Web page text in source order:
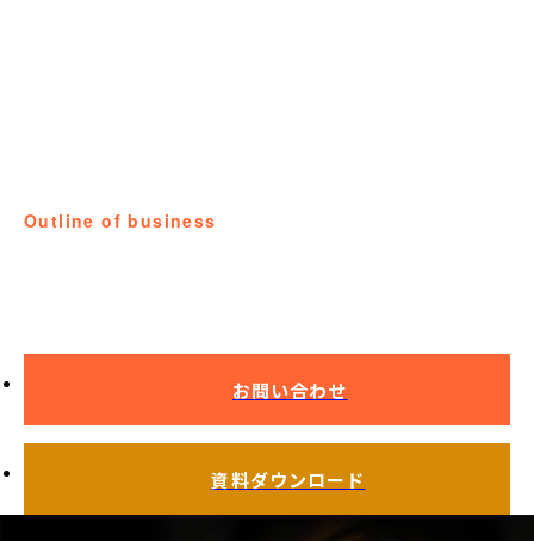
Outline of business
お問い合わせ
資料ダウンロード